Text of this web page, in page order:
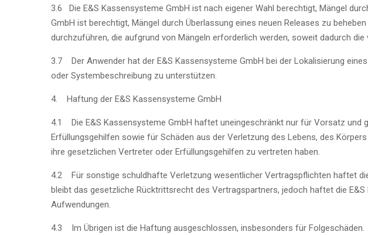
3.6 Die E&S Kassensysteme GmbH ist nach eigener Wahl berechtigt, Mängel
GmbH ist berechtigt, Mängel durch Überlassung eines neuen Releases zu
durchzuführen, die aufgrund von Mängeln erforderlich werden, soweit dadurch
3.7 Der Anwender hat der E&S Kassensysteme GmbH bei der Lokalisierung
oder Systembeschreibung zu unterstützen.
4. Haftung der E&S Kassensysteme GmbH
4.1 Die E&S Kassensysteme GmbH haftet uneingeschränkt nur für Vorsatz und
Erfüllungsgehilfen sowie für Schäden aus der Verletzung des Lebens, des
ihre gesetzlichen Vertreter oder Erfüllungsgehilfen zu vertreten haben.
4.2 Für sonstige schuldhafte Verletzung wesentlicher Vertragspflichten haftet
bleibt das gesetzliche Rücktrittsrecht des Vertragspartners, jedoch haftet die
Aufwendungen.
4.3 Im Übrigen ist die Haftung ausgeschlossen, insbesonders für Folgeschäden.